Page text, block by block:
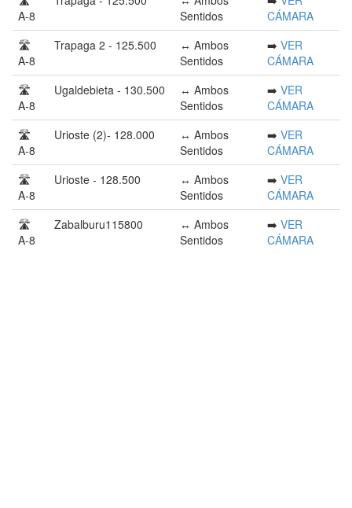
A-8
Sentidos
CÁMARA
🛣️
A-8
Trapaga 2 - 125.500
↔️ Ambos
Sentidos
➡️ VER
CÁMARA
🛣️
A-8
Ugaldebieta - 130.500
↔️ Ambos
Sentidos
➡️ VER
CÁMARA
🛣️
A-8
Urioste (2)- 128.000
↔️ Ambos
Sentidos
➡️ VER
CÁMARA
🛣️
A-8
Urioste - 128.500
↔️ Ambos
Sentidos
➡️ VER
CÁMARA
🛣️
A-8
Zabalburu115800
↔️ Ambos
Sentidos
➡️ VER
CÁMARA